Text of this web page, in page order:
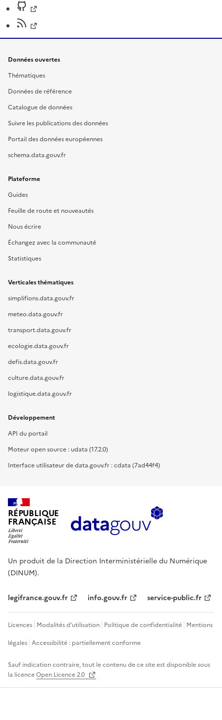
Données ouvertes
Thématiques
Données de référence
Catalogue de données
Suivre les publications des données
Portail des données européennes
schema.data.gouv.fr
Plateforme
Guides
Feuille de route et nouveautés
Nous écrire
Échangez avec la communauté
Statistiques
Verticales thématiques
simplifions.data.gouv.fr
meteo.data.gouv.fr
transport.data.gouv.fr
ecologie.data.gouv.fr
defis.data.gouv.fr
culture.data.gouv.fr
logistique.data.gouv.fr
Développement
API du portail
Moteur open source : udata (17.2.0)
Interface utilisateur de data.gouv.fr : cdata (7ad44f4)
RÉPUBLIQUE
FRANÇAISE
Un produit de la Direction Interministérielle du Numérique
(DINUM).
legifrance.gouv.fr info.gouv.fr service-public.fr
Licences Modalités d'utilisation Politique de confidentialité Mentions
légales Accessibilité : partiellement conforme
Sauf indication contraire, tout le contenu de ce site est disponible sous
la licenceOpen Licence 2.0